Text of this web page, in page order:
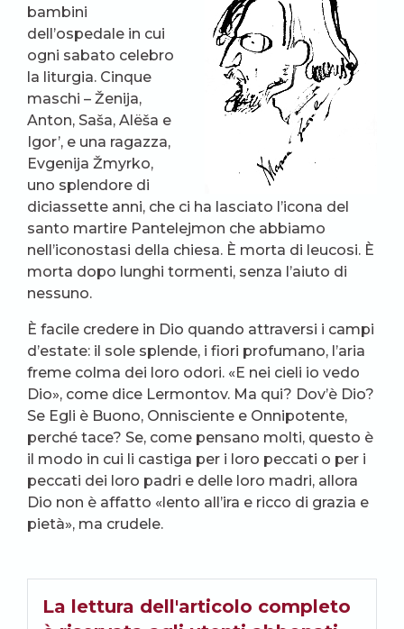
bambini
dell’ospedale in cui
ogni sabato celebro
la liturgia. Cinque
maschi – Ženija,
Anton, Saša, Alëša e
Igor’, e una ragazza,
Evgenija Žmyrko,
uno splendore di
diciassette anni, che ci ha lasciato l’icona del
santo martire Pantelejmon che abbiamo
nell’iconostasi della chiesa. È morta di leucosi. È
morta dopo lunghi tormenti, senza l’aiuto di
nessuno.
È facile credere in Dio quando attraversi i campi
d’estate: il sole splende, i fiori profumano, l’aria
freme colma dei loro odori. «E nei cieli io vedo
Dio», come dice Lermontov. Ma qui? Dov’è Dio?
Se Egli è Buono, Onnisciente e Onnipotente,
perché tace? Se, come pensano molti, questo è
il modo in cui li castiga per i loro peccati o per i
peccati dei loro padri e delle loro madri, allora
Dio non è affatto «lento all’ira e ricco di grazia e
pietà», ma crudele.
La lettura dell'articolo completo